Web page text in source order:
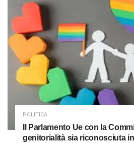
POLITICA
Il Parlamento Ue con la
genitorialità sia riconosciuta